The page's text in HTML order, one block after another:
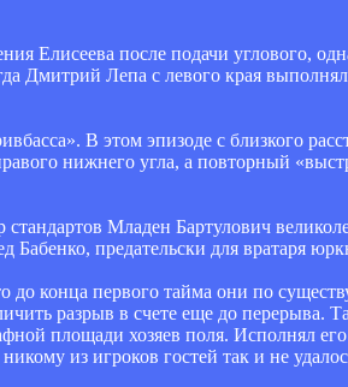
Елисеева после подачи углового,
Дмитрий Лепа с левого края
В этом эпизоде с близкого
нижнего угла, а повторный
Младен Бартулович
Бабенко, предательски для вратаря
конца первого тайма они по
разрыв в счете еще до перерыва.
площади хозяев поля. Исполнял
из игроков гостей так и не